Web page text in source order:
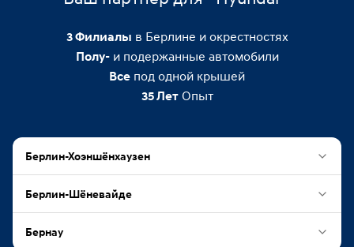
3Филиалы в Берлине и окрестностях
Полу- и подержанные автомобили
Все под одной крышей
35Лет Опыт
Берлин-Хоэншёнхаузен
Берлин-Шёневайде
Бернау